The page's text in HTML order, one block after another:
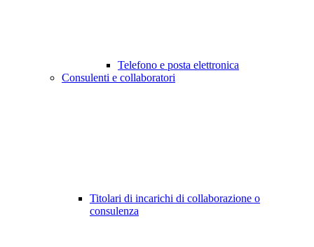
Telefono e posta elettronica
Consulenti e collaboratori
Titolari di incarichi di collaborazione o
consulenza